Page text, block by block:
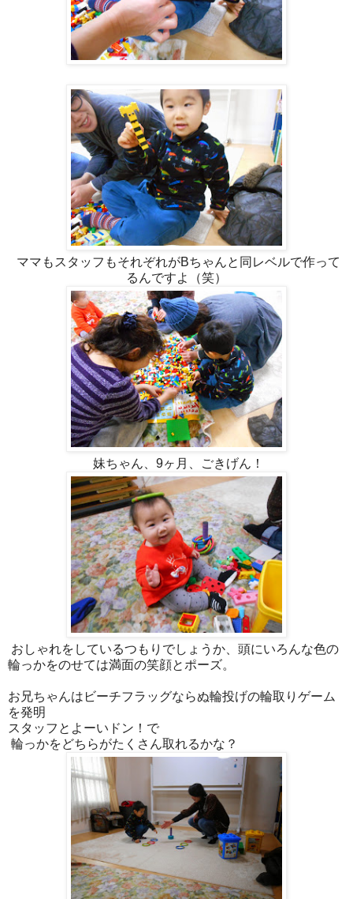
ママもスタッフもそれぞれがBちゃんと同レベルで作って
るんですよ（笑）
妹ちゃん、9ヶ月、ごきげん！
おしゃれをしているつもりでしょうか、頭にいろんな色の
輪っかをのせては満面の笑顔とポーズ。
お兄ちゃんはビーチフラッグならぬ輪投げの輪取りゲーム
を発明
スタッフとよーいドン！で
輪っかをどちらがたくさん取れるかな？